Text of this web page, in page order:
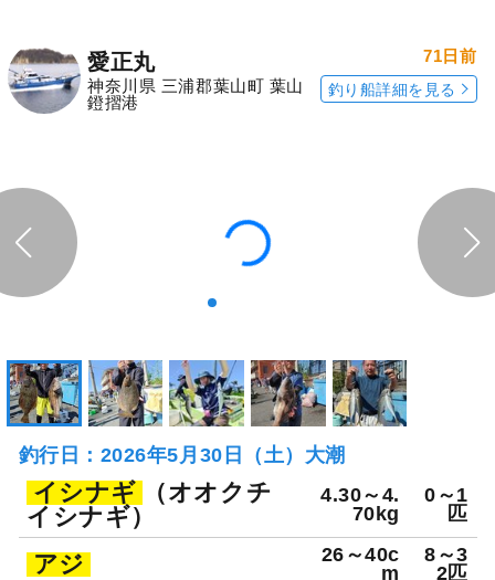
釣り船詳細を見る
釣行日：2026年5月30日（土）大潮